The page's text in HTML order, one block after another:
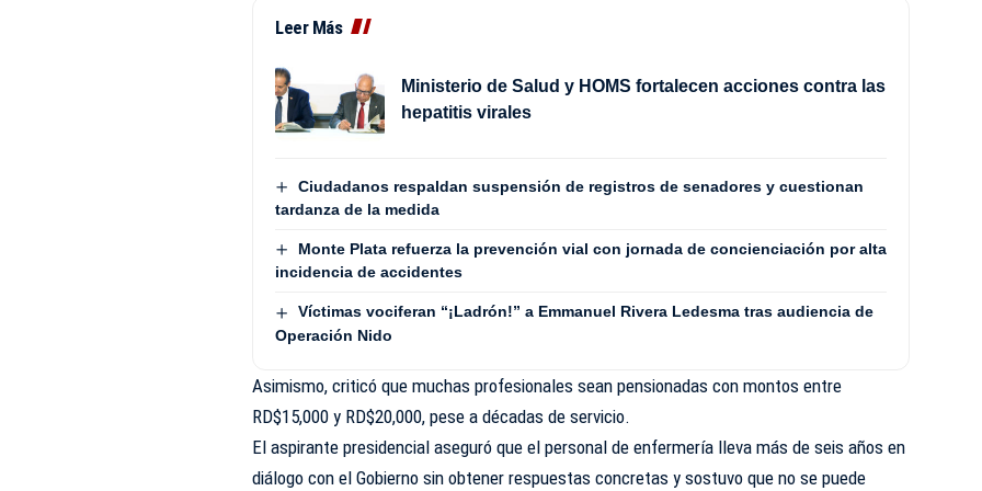
Leer Más
Ministerio de Salud y HOMS fortalecen acciones contra las
hepatitis virales
Ciudadanos respaldan suspensión de registros de senadores y cuestionan
tardanza de la medida
Monte Plata refuerza la prevención vial con jornada de concienciación por alta
incidencia de accidentes
Víctimas vociferan “¡Ladrón!” a Emmanuel Rivera Ledesma tras audiencia de
Operación Nido
Asimismo, criticó que muchas profesionales sean pensionadas con montos entre
RD$15,000 y RD$20,000, pese a décadas de servicio.
El aspirante presidencial aseguró que el personal de enfermería lleva más de seis años en
diálogo con el Gobierno sin obtener respuestas concretas y sostuvo que no se puede